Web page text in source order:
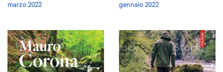
marzo 2022
gennaio 2022